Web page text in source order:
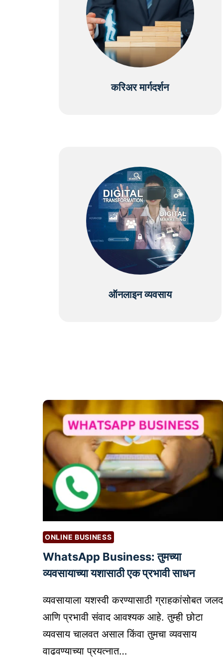
करिअर मार्गदर्शन
ऑनलाइन व्यवसाय
ONLINE BUSINESS
WhatsApp Business: तुमच्या
व्यवसायाच्या यशासाठी एक प्रभावी साधन
व्यवसायाला यशस्वी करण्यासाठी ग्राहकांसोबत जलद
आणि प्रभावी संवाद आवश्यक आहे. तुम्ही छोटा
व्यवसाय चालवत असाल किंवा तुमचा व्यवसाय
वाढवण्याच्या प्रयत्नात…